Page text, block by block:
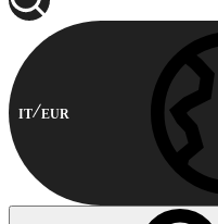
IT EUR